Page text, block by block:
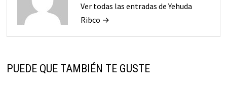
Ver todas las entradas de Yehuda
Ribco →
PUEDE QUE TAMBIÉN TE GUSTE